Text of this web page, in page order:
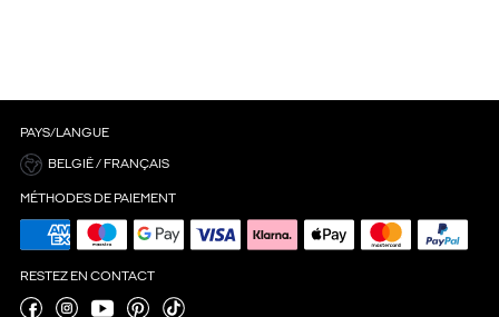
PAYS/LANGUE
BELGIË / FRANÇAIS
MÉTHODES DE PAIEMENT
RESTEZ EN CONTACT